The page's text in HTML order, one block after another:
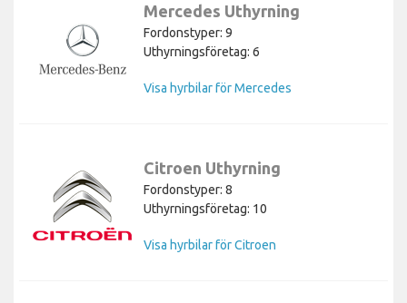
Mercedes Uthyrning
Fordonstyper: 9
Uthyrningsföretag: 6
Visa hyrbilar för Mercedes
Citroen Uthyrning
Fordonstyper: 8
Uthyrningsföretag: 10
Visa hyrbilar för Citroen